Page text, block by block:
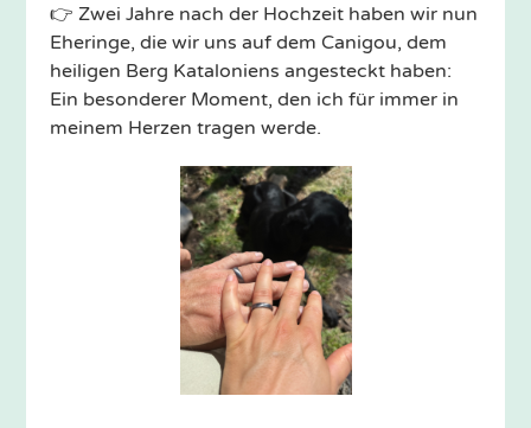
👉 Zwei Jahre nach der Hochzeit haben wir nun
Eheringe, die wir uns auf dem Canigou, dem
heiligen Berg Kataloniens angesteckt haben:
Ein besonderer Moment, den ich für immer in
meinem Herzen tragen werde.